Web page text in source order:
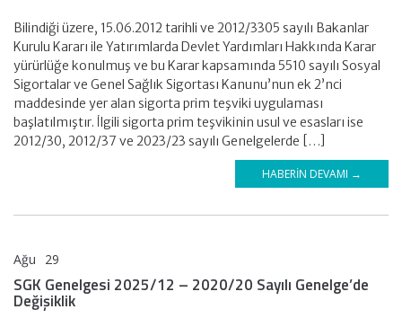
Bilindiği üzere, 15.06.2012 tarihli ve 2012/3305 sayılı Bakanlar
Kurulu Kararı ile Yatırımlarda Devlet Yardımları Hakkında Karar
yürürlüğe konulmuş ve bu Karar kapsamında 5510 sayılı Sosyal
Sigortalar ve Genel Sağlık Sigortası Kanunu’nun ek 2’nci
maddesinde yer alan sigorta prim teşviki uygulaması
başlatılmıştır. İlgili sigorta prim teşvikinin usul ve esasları ise
2012/30, 2012/37 ve 2023/23 sayılı Genelgelerde […]
HABERIN DEVAMI →
Ağu 29
SGK Genelgesi 2025/12 – 2020/20 Sayılı Genelge’de
Değişiklik